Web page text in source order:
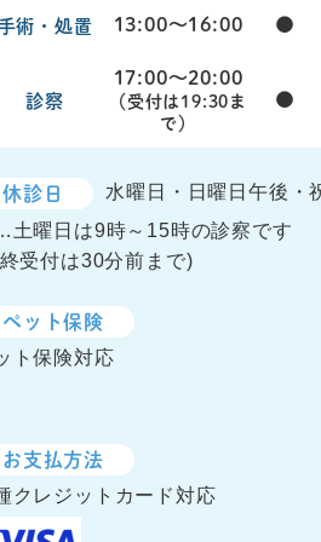
術・処置 13:00〜16:00 ●
診察
17:00〜20:00
（受付は19:30ま
で）
●
休診日
水曜日・日曜日午後・
土曜日は9時～15時の診察です
受付は30分前まで)
ペット保険
ト保険対応
お支払方法
クレジットカード対応